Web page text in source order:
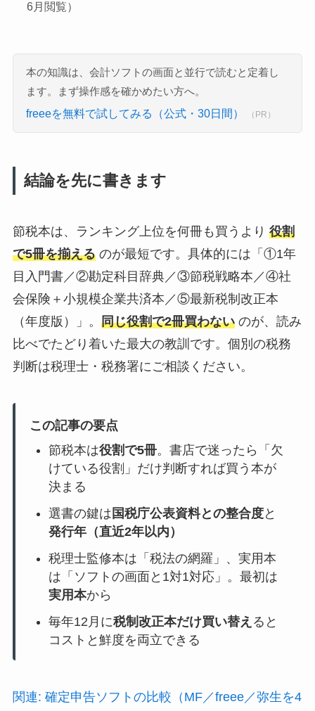
6月閲覧）
本の知識は、会計ソフトの画面と並行で読むと定着し
ます。まず操作感を確かめたい方へ。
freeeを無料で試してみる（公式・30日間） （PR）
結論を先に書きます
節税本は、ランキング上位を何冊も買うより 役割
で5冊を揃えるのが最短です。具体的には「①1年
目入門書／②勘定科目辞典／③節税戦略本／④社
会保険＋小規模企業共済本／⑤最新税制改正本
（年度版）」。 同じ役割で2冊買わないのが、読み
比べでたどり着いた最大の教訓です。個別の税務
判断は税理士・税務署にご相談ください。
この記事の要点
節税本は役割で5冊。書店で迷ったら「欠
けている役割」だけ判断すれば買う本が
決まる
選書の鍵は 国税庁公表資料との整合度と
発行年（直近2年以内）
税理士監修本は「税法の網羅」、実用本
は「ソフトの画面と1対1対応」。最初は
実用本から
毎年12月に税制改正本だけ買い替え ると
コストと鮮度を両立できる
関連: 確定申告ソフトの比較（MF／freee／弥生を4